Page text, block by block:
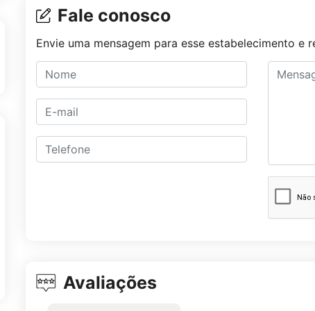
Fale conosco
Envie uma mensagem para esse estabelecimento
Avaliações